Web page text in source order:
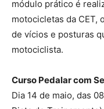
módulo prático é
motocicletas da CET,
de vícios e posturas
motociclista.
Curso Pedalar com
Dia 14 de maio, das